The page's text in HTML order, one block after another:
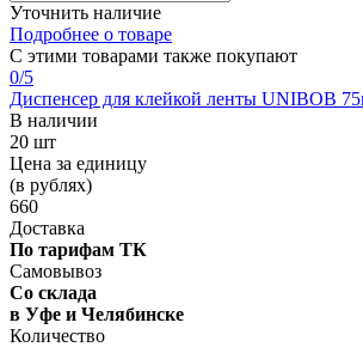
Уточнить наличие
Подробнее о товаре
С этими товарами также покупают
0/5
Диспенсер для клейкой ленты UNIBOB
В наличии
20 шт
Цена за единицу
(в рублях)
660
Доставка
По тарифам ТК
Самовывоз
Со склада
в Уфе и Челябинске
Количество